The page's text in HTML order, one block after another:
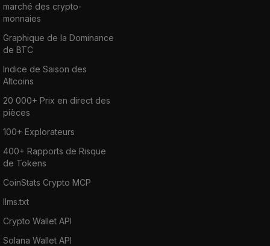
marché des crypto-
monnaies
Graphique de la Dominance
de BTC
Indice de Saison des
Altcoins
20 000+ Prix en direct des
pièces
100+ Explorateurs
400+ Rapports de Risque
de Tokens
CoinStats Crypto MCP
llms.txt
Crypto Wallet API
Solana Wallet API